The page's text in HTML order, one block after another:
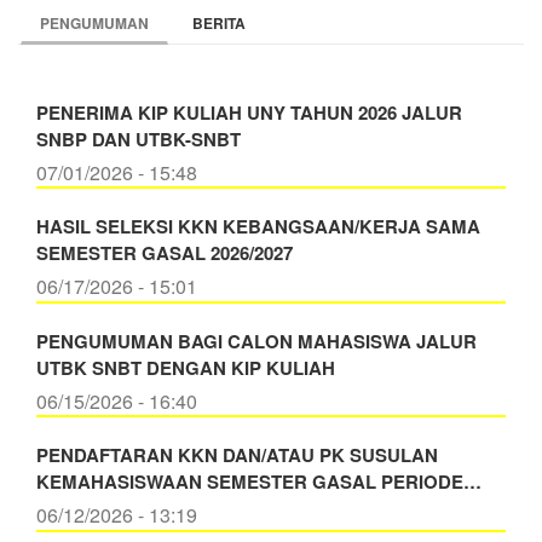
PENGUMUMAN BERITA
PENERIMA KIP KULIAH UNY TAHUN 2026 JALUR
SNBP DAN UTBK-SNBT
07/01/2026 - 15:48
HASIL SELEKSI KKN KEBANGSAAN/KERJA SAMA
SEMESTER GASAL 2026/2027
06/17/2026 - 15:01
PENGUMUMAN BAGI CALON MAHASISWA JALUR
UTBK SNBT DENGAN KIP KULIAH
06/15/2026 - 16:40
PENDAFTARAN KKN DAN/ATAU PK SUSULAN
KEMAHASISWAAN SEMESTER GASAL PERIODE…
06/12/2026 - 13:19